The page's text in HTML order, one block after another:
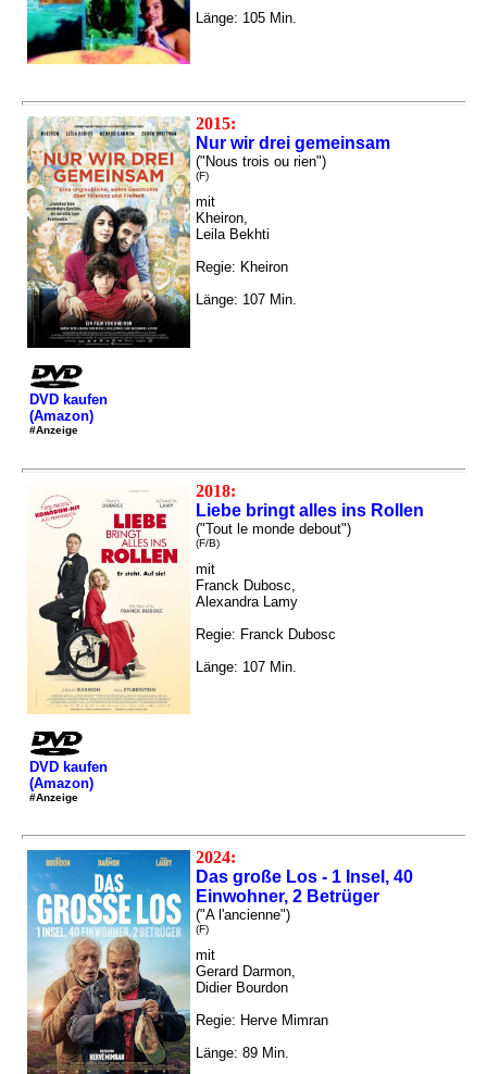
Länge: 105 Min.
2015:
Nur wir drei gemeinsam
("Nous trois ou rien")
(F)
mit
Kheiron,
Leila Bekhti
Regie: Kheiron
Länge: 107 Min.
DVD kaufen
(Amazon)
#Anzeige
2018:
Liebe bringt alles ins Rollen
("Tout le monde debout")
(F/B)
mit
Franck Dubosc,
Alexandra Lamy
Regie: Franck Dubosc
Länge: 107 Min.
DVD kaufen
(Amazon)
#Anzeige
2024:
Das große Los - 1 Insel, 40
Einwohner, 2 Betrüger
("A l'ancienne")
(F)
mit
Gerard Darmon,
Didier Bourdon
Regie: Herve Mimran
Länge: 89 Min.